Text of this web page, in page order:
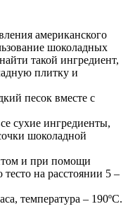
американского
шоколадных
такой ингредиент,
плитку и
песок вместе с
сухие ингредиенты,
шоколадной
и при помощи
на расстоянии 5 –
температура – 190ºС.